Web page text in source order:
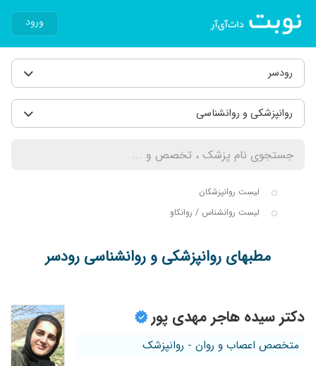
ورود
رودسر
روانپزشکی و روانشناسی
لیست روانپزشکان
لیست روانشناس / روانکاو
مطبهای روانپزشکی و روانشناسی رودسر
دکتر سیده هاجر مهدی پور
متخصص اعصاب و روان - روانپزشک